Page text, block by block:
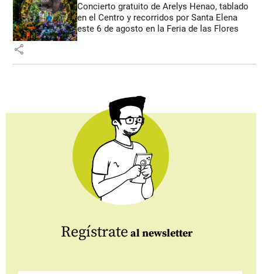
Concierto gratuito de Arelys Henao, tablado
en el Centro y recorridos por Santa Elena
este 6 de agosto en la Feria de las Flores
share
Regístrate al newsletter